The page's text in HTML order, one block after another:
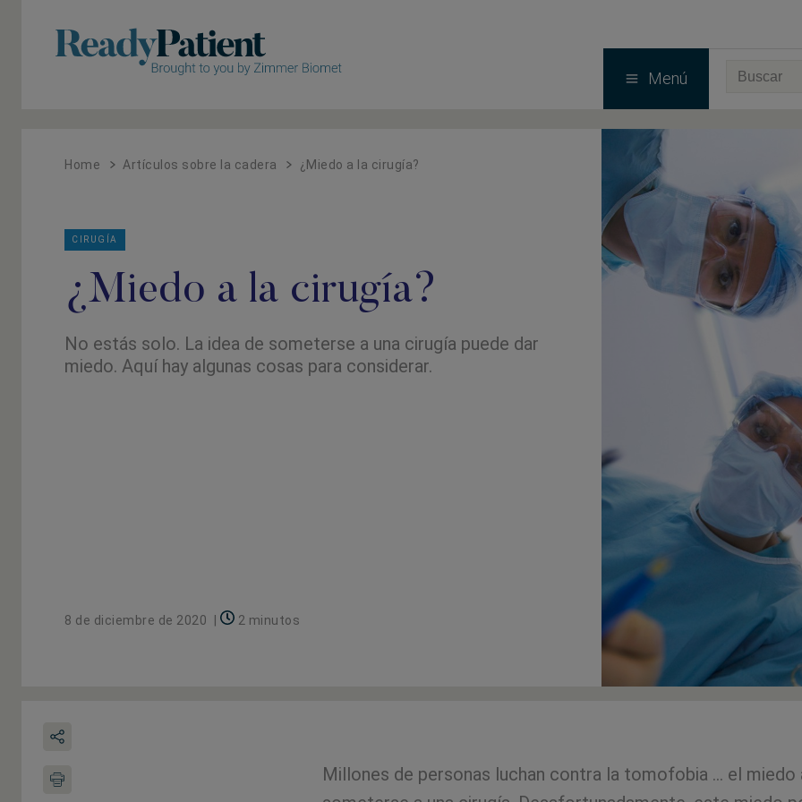
Un
Un
Menú
Home Artículos sobre la cadera ¿Miedo a la cirugía?
CIRUGÍA
¿Miedo a la cirugía?
No estás solo. La idea de someterse a una cirugía puede dar
miedo. Aquí hay algunas cosas para considerar.
8 de diciembre de 2020 2 minutos
Millones de personas luchan contra la tomofobia ... el miedo